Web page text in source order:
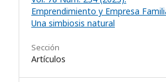
Emprendimiento y Empresa
Una simbiosis natural
Sección
Artículos